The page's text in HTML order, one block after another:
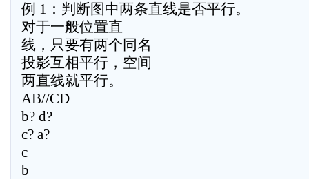
例 1：判断图中两条直线是否平行。
对于一般位置直
线，只要有两个同名
投影互相平行，空间
两直线就平行。
AB//CD
b? d?
c? a?
c
b